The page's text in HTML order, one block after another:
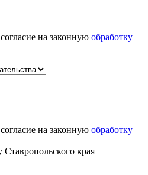
на законную обработку
на законную обработку
Ставропольского края